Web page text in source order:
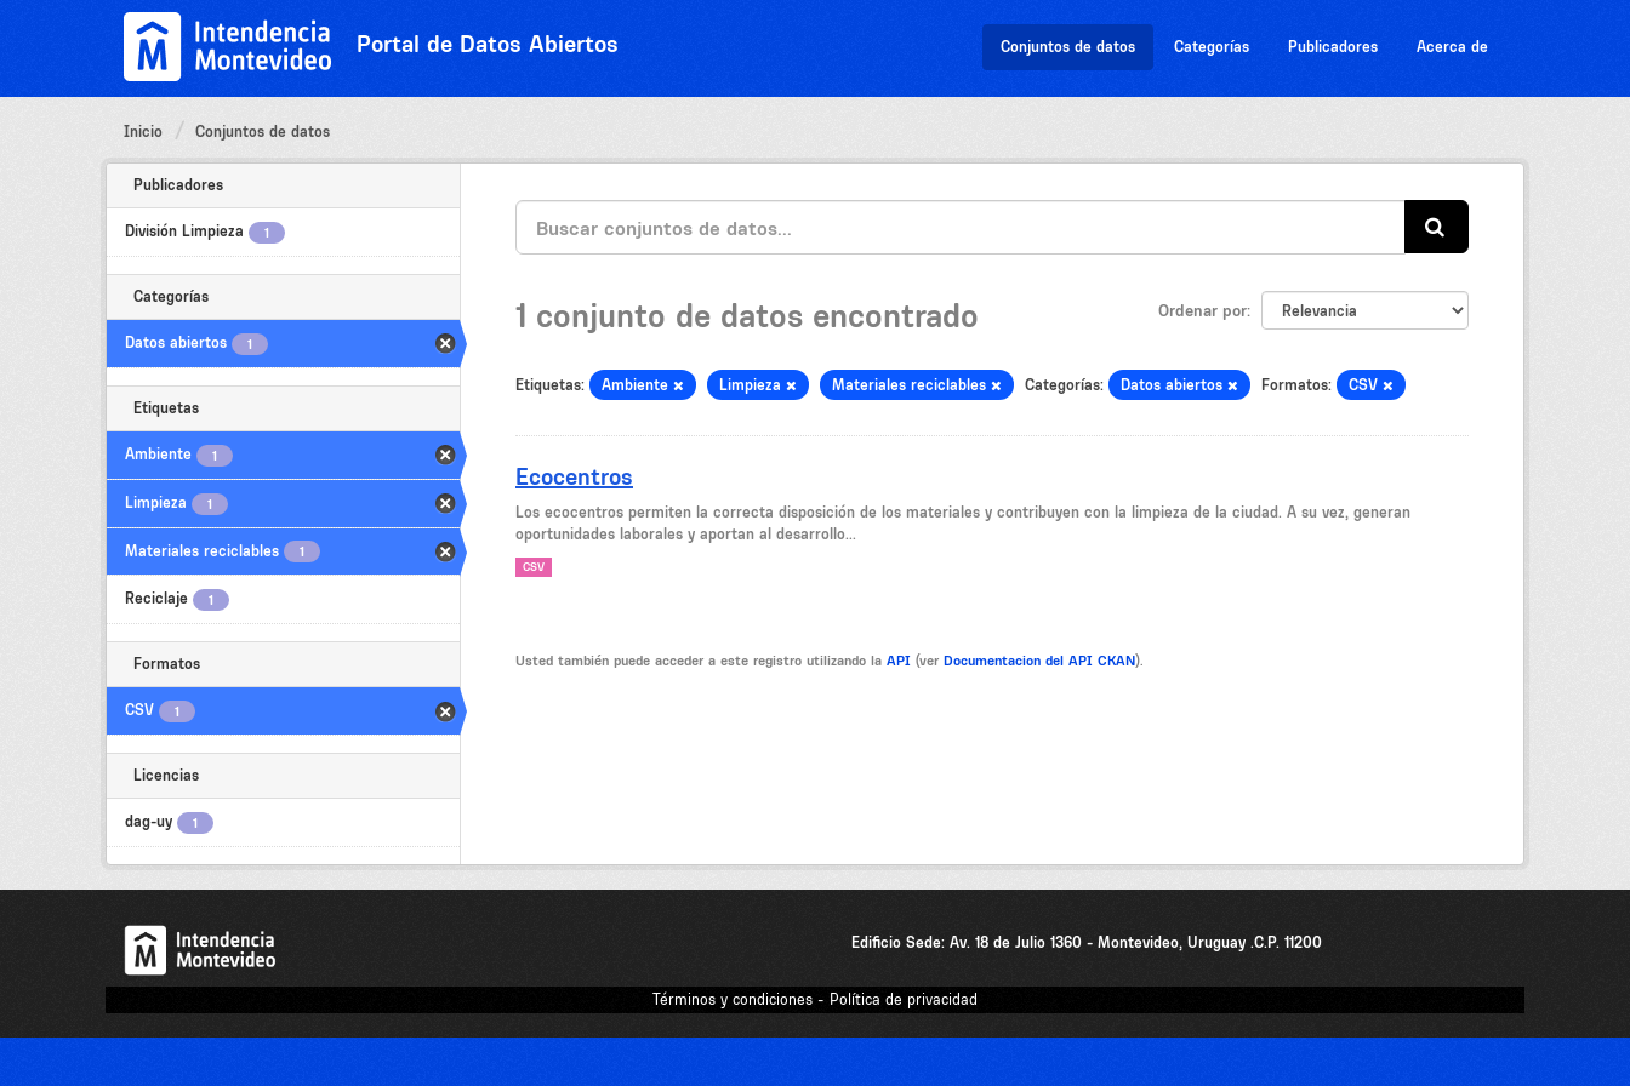
Portal de Datos Abiertos Conjuntos de datos Categorías Publicadores Acerca de
Inicio Conjuntos de datos
Publicadores
División Limpieza 1
Categorías
Datos abiertos 1
Etiquetas
Ambiente 1
Limpieza 1
Materiales reciclables 1
Reciclaje 1
Formatos
CSV 1
Licencias
dag-uy 1
Ordenar por
1 conjunto de datos encontrado
Etiquetas: Ambiente Limpieza Materiales reciclables Categorías: Datos abiertos Formatos: CSV
Ecocentros
Los ecocentros permiten la correcta disposición de los materiales y contribuyen con la limpieza de la ciudad. A su vez, generan
oportunidades laborales y aportan al desarrollo...
CSV
Usted también puede acceder a este registro utilizando la API (ver Documentacion del API CKAN).
Edificio Sede: Av. 18 de Julio 1360 - Montevideo, Uruguay .C.P. 11200
Términos y condiciones - Política de privacidad